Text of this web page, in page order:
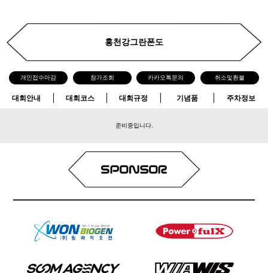
홍천강그란폰도
개인접수마감 참가조회 카카오톡문의 취소및환불
대회안내 대회코스 대회규정 기념품 주차정보
준비중입니다.